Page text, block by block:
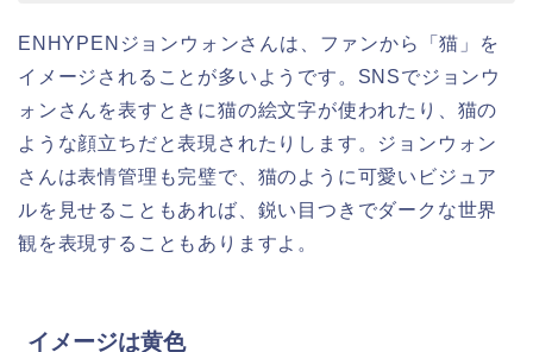
ENHYPENジョンウォンさんは、ファンから「猫」を
イメージされることが多いようです。SNSでジョンウ
ォンさんを表すときに猫の絵文字が使われたり、猫の
ような顔立ちだと表現されたりします。ジョンウォン
さんは表情管理も完璧で、猫のように可愛いビジュア
ルを見せることもあれば、鋭い目つきでダークな世界
観を表現することもありますよ。
イメージは黄色